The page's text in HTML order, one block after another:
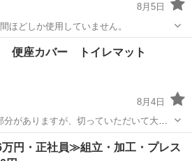
8月5日
ほどしか使用していません。
その他 ケージ
便座カバー トイレマット
8月4日
分がありますが、切っていただいて大丈
も出品してます
円・正社員≫組立・加工・プレス